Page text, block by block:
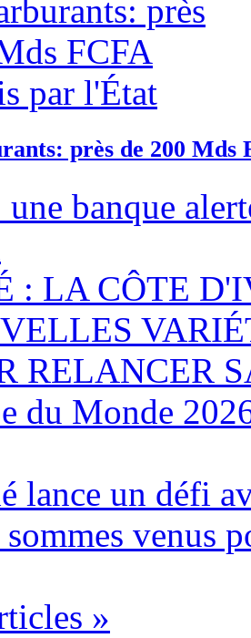
près de 200 Mds
banque
: LA CÔTE
RELANCER
du Monde
lance un défi
sommes venus
»